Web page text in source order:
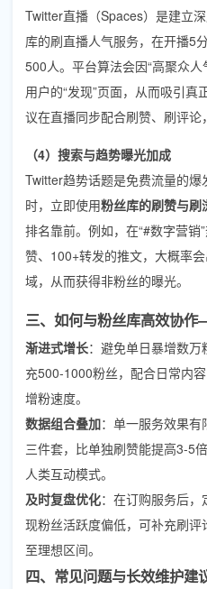
Twitter直播（Spaces）是建立
库的刷直播人气服务，在开播5
500人。平台算法会因“高聚众
用户的“发现”页面，从而吸引真
议在直播同步配合刷赞、刷评论
（4）搜索与趋势曝光加成
Twitter趋势话题是免费流量的
时，立即使用粉丝库的刷赞与刷
排名靠前。例如，在“#数字营
赞、100+转发的推文，大概率
域，从而获得非粉丝的曝光。
三、如何与粉丝库高效协
渐进式增长：避免单日暴增数
充500-1000粉丝，配合日常内
增粉速度。
数据组合叠加：单一服务效果有
三件套，比单独刷赞能提高3-5
人类互动模式。
及时复盘优化：在订购服务后
现粉丝活跃度偏低，可补充刷
至理想区间。
四、常见问题与长效维护建